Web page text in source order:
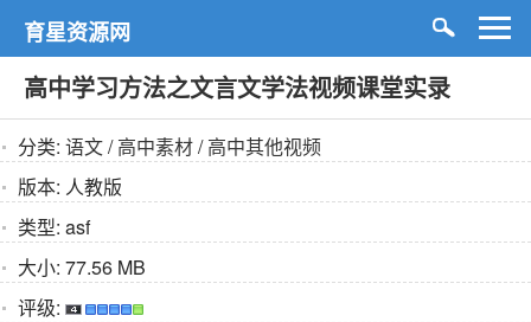
育星资源网
高中学习方法之文言文学法视频课堂实录
分类: 语文/高中素材/高中其他视频
版本: 人教版
类型: asf
大小: 77.56 MB
评级: